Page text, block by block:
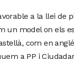
a la llei
un model on els
com en
a PP i